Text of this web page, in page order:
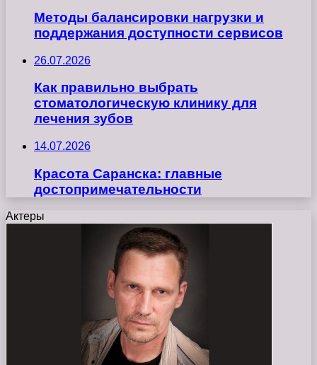
Методы балансировки нагрузки и
поддержания доступности сервисов
26.07.2026
Как правильно выбрать
стоматологическую клинику для
лечения зубов
14.07.2026
Красота Саранска: главные
достопримечательности
Актеры